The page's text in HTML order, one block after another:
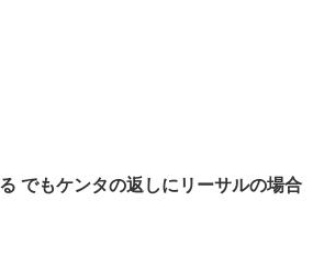
でもケンタの返しにリーサルの場合